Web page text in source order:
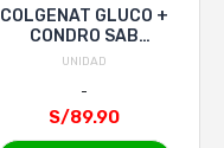
COLGENAT GLUCO +
CONDRO SAB
NARANJA x 500 GR
UNIDAD
S/89.90